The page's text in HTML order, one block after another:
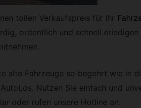
tollen Verkaufspreis für Ihr
ordentlich und schnell erledigen
alte Fahrzeuge so begehrt wie in
Nutzen Sie einfach und
oder rufen unsere Hotline an.